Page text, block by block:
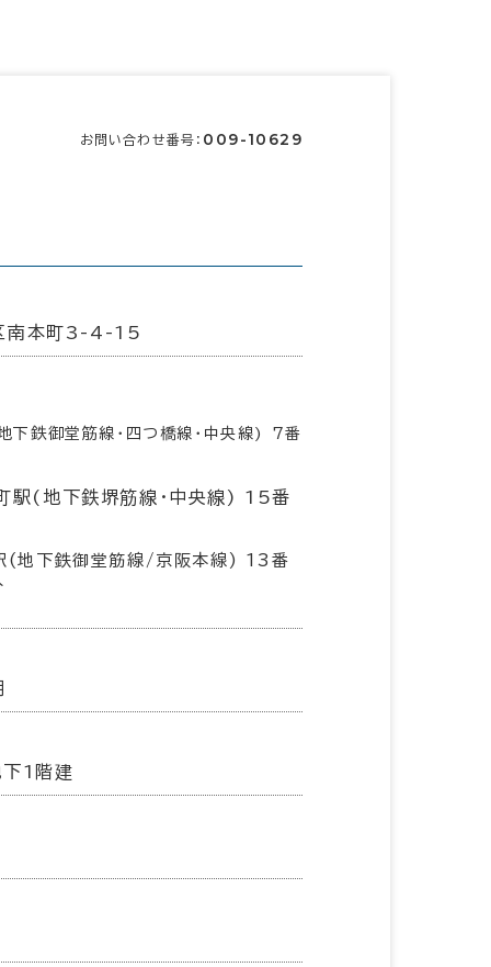
お問い合わせ番号： 009-10629
南本町3-4-15
下鉄御堂筋線･四つ橋線･中央線) 7番
駅(地下鉄堺筋線･中央線) 15番
(地下鉄御堂筋線/京阪本線) 13番
1階建